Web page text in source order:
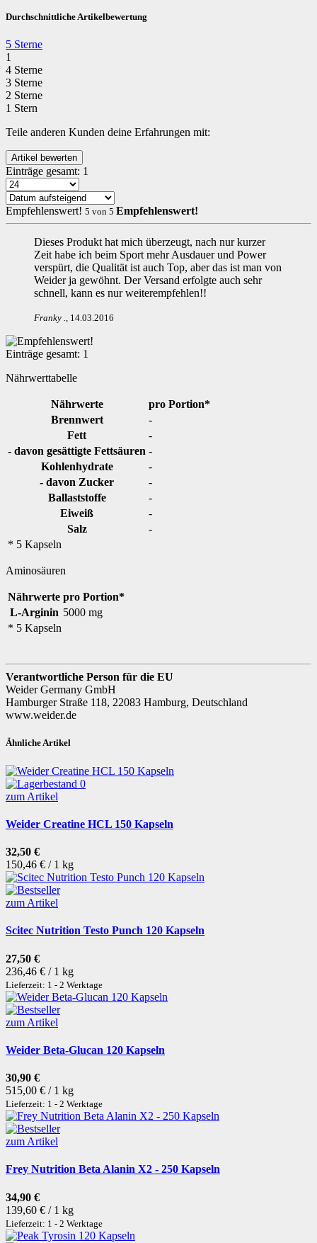
Durchschnittliche Artikelbewertung
5 Sterne
1
4 Sterne
3 Sterne
2 Sterne
1 Stern
Teile anderen Kunden deine Erfahrungen mit:
Einträge gesamt: 1
Empfehlenswert! 5 von 5 Empfehlenswert!
Dieses Produkt hat mich überzeugt, nach nur kurzer
Zeit habe ich beim Sport mehr Ausdauer und Power
verspürt, die Qualität ist auch Top, aber das ist man von
Weider ja gewöhnt. Der Versand erfolgte auch sehr
schnell, kann es nur weiterempfehlen!!
Franky ., 14.03.2016
Einträge gesamt: 1
Nährwerttabelle
Nährwerte
pro Portion*
Brennwert
-
Fett
-
- davon gesättigte Fettsäuren -
Kohlenhydrate
-
- davon Zucker
-
Ballaststoffe
-
Eiweiß
-
Salz
-
* 5 Kapseln
Aminosäuren
Nährwerte pro Portion*
L-Arginin 5000 mg
* 5 Kapseln
Verantwortliche Person für die EU
Weider Germany GmbH
Hamburger Straße 118, 22083 Hamburg, Deutschland
www.weider.de
Ähnliche Artikel
zum Artikel
Weider Creatine HCL 150 Kapseln
32,50 €
150,46 € / 1 kg
zum Artikel
Scitec Nutrition Testo Punch 120 Kapseln
27,50 €
236,46 € / 1 kg
Lieferzeit: 1 - 2 Werktage
zum Artikel
Weider Beta-Glucan 120 Kapseln
30,90 €
515,00 € / 1 kg
Lieferzeit: 1 - 2 Werktage
zum Artikel
Frey Nutrition Beta Alanin X2 - 250 Kapseln
34,90 €
139,60 € / 1 kg
Lieferzeit: 1 - 2 Werktage